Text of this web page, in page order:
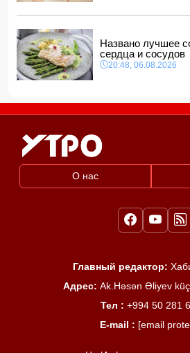
Названо лучшее
сердца и сосудов
20:48, 06.08.2026
О нас
Главный редактор:
Адрес: Ak.Həsən Əliyev
Тел : +994 50 281
E-mail : [email